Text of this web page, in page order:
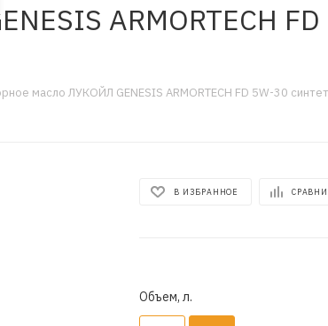
ARMORTECH
масло ЛУКОЙЛ GENESIS ARMORTECH FD 5W-30
В ИЗБРАННОЕ
Объем, л.